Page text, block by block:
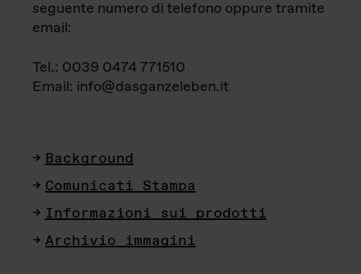
seguente numero di telefono oppure tramite
email:
Tel.: 0039 0474 771510
Email: info@dasganzeleben.it
Background
Comunicati Stampa
Informazioni sui prodotti
Archivio immagini